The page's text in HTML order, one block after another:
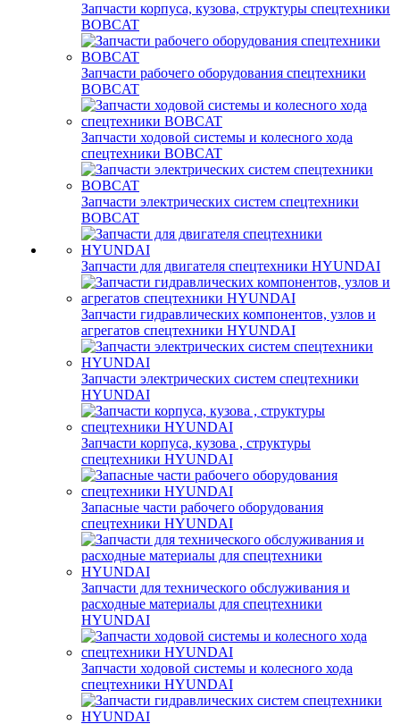
Запчасти корпуса, кузова, структуры спецтехники
BOBCAT
Запчасти рабочего оборудования спецтехники
BOBCAT
Запчасти ходовой системы и колесного хода
спецтехники BOBCAT
Запчасти электрических систем спецтехники
BOBCAT
Запчасти для двигателя спецтехники HYUNDAI
Запчасти гидравлических компонентов, узлов и
агрегатов спецтехники HYUNDAI
Запчасти электрических систем спецтехники
HYUNDAI
Запчасти корпуса, кузова , структуры
спецтехники HYUNDAI
Запасные части рабочего оборудования
спецтехники HYUNDAI
Запчасти для технического обслуживания и
расходные материалы для спецтехники
HYUNDAI
Запчасти ходовой системы и колесного хода
спецтехники HYUNDAI